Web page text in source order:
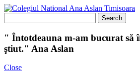
" Întotdeauna m-am bucurat să
ştiut." Ana Aslan
Close